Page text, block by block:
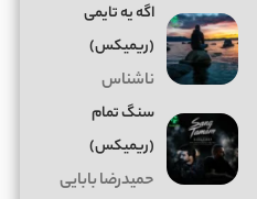
اگه یه تایمی
(ریمیکس)
ناشناس
سنگ تمام
(ریمیکس)
حمیدرضا بابایی